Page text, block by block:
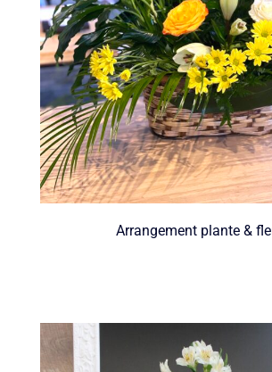
Arrangement plante &